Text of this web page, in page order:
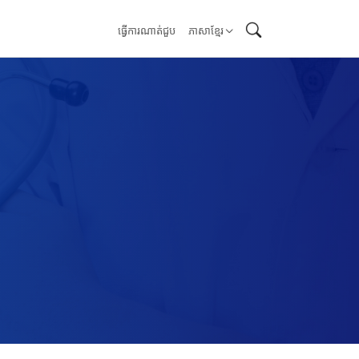
ធ្វើការណាត់ជួប ភាសាខ្មែរ